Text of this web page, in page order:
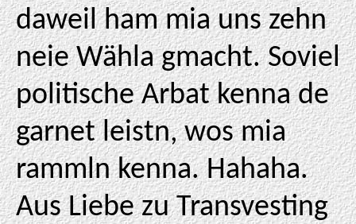
daweil ham mia uns zehn
neie Wähla gmacht. Soviel
politische Arbat kenna de
garnet leistn, wos mia
rammln kenna. Hahaha.
Aus Liebe zu Transvesting